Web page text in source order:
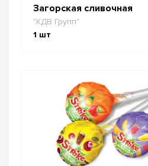
Загорская сливочная
"КДВ Групп"
1 шт